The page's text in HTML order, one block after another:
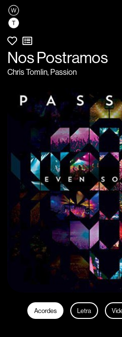
Nos Postramos
Chris Tomlin, Passion
Acordes Letra